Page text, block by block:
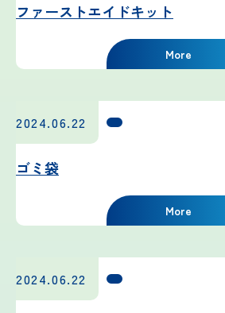
観天望気(かんてんぼうき)
富士山の気象の特徴
富士登山ルールとマナー
イマフジプロジェクト
ファーストエイドキット
More
2024.06.22
ゴミ袋
More
2024.06.22